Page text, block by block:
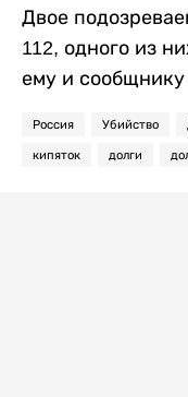
Двое
112, одного из
ему и сообщнику
Россия Убийство
кипяток долги